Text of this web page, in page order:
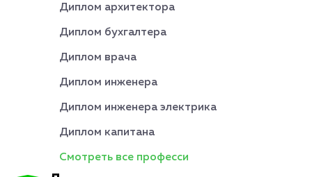
Диплом архитектора
Диплом бухгалтера
Диплом врача
Диплом инженера
Диплом инженера электрика
Диплом капитана
Смотреть все професси